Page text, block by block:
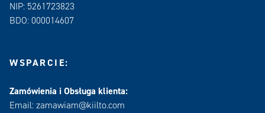
NIP: 5261723823
BDO: 000014607
WSPARCIE:
Zamówienia i Obsługa klienta:
Email: zamawiam@kiilto.com